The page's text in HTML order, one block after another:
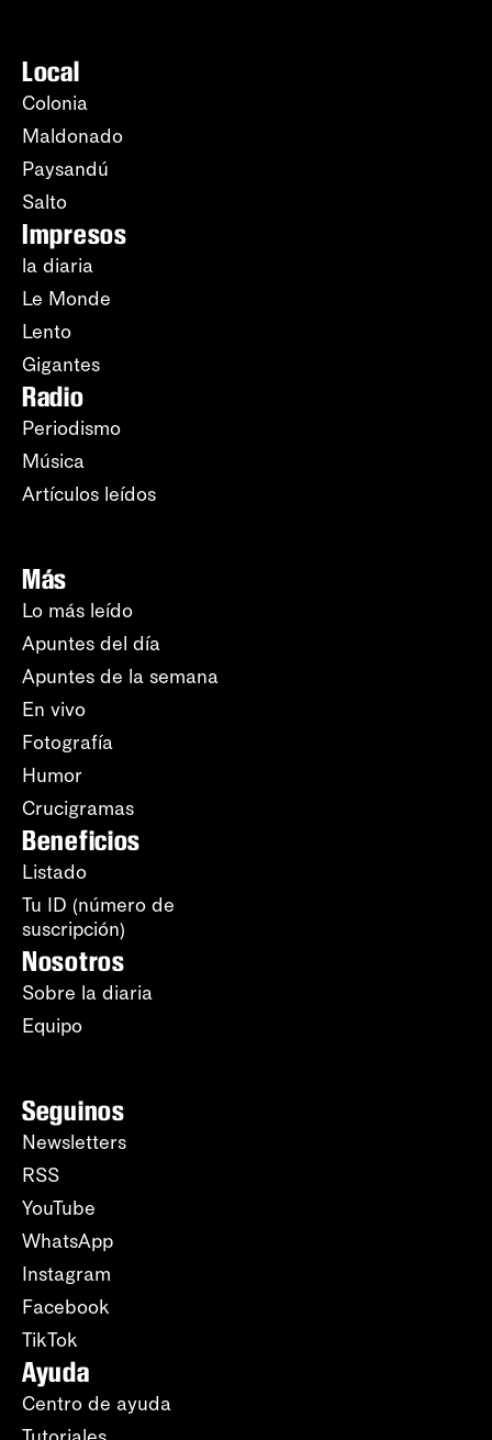
Local
Colonia
Maldonado
Paysandú
Salto
Impresos
la diaria
Le Monde
Lento
Gigantes
Radio
Periodismo
Música
Artículos leídos
Más
Lo más leído
Apuntes del día
Apuntes de la semana
En vivo
Fotografía
Humor
Crucigramas
Beneficios
Listado
Tu ID (número de
suscripción)
Nosotros
Sobre la diaria
Equipo
Seguinos
Newsletters
RSS
YouTube
WhatsApp
Instagram
Facebook
TikTok
Ayuda
Centro de ayuda